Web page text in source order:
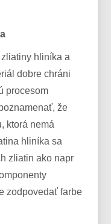
hliníka a
dobre chráni
procesom
že
ktorá nemá
hliníka sa
zliatin ako napr
zodpovedať farbe